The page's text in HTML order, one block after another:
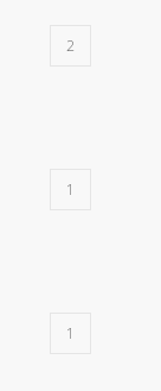
2
1
1